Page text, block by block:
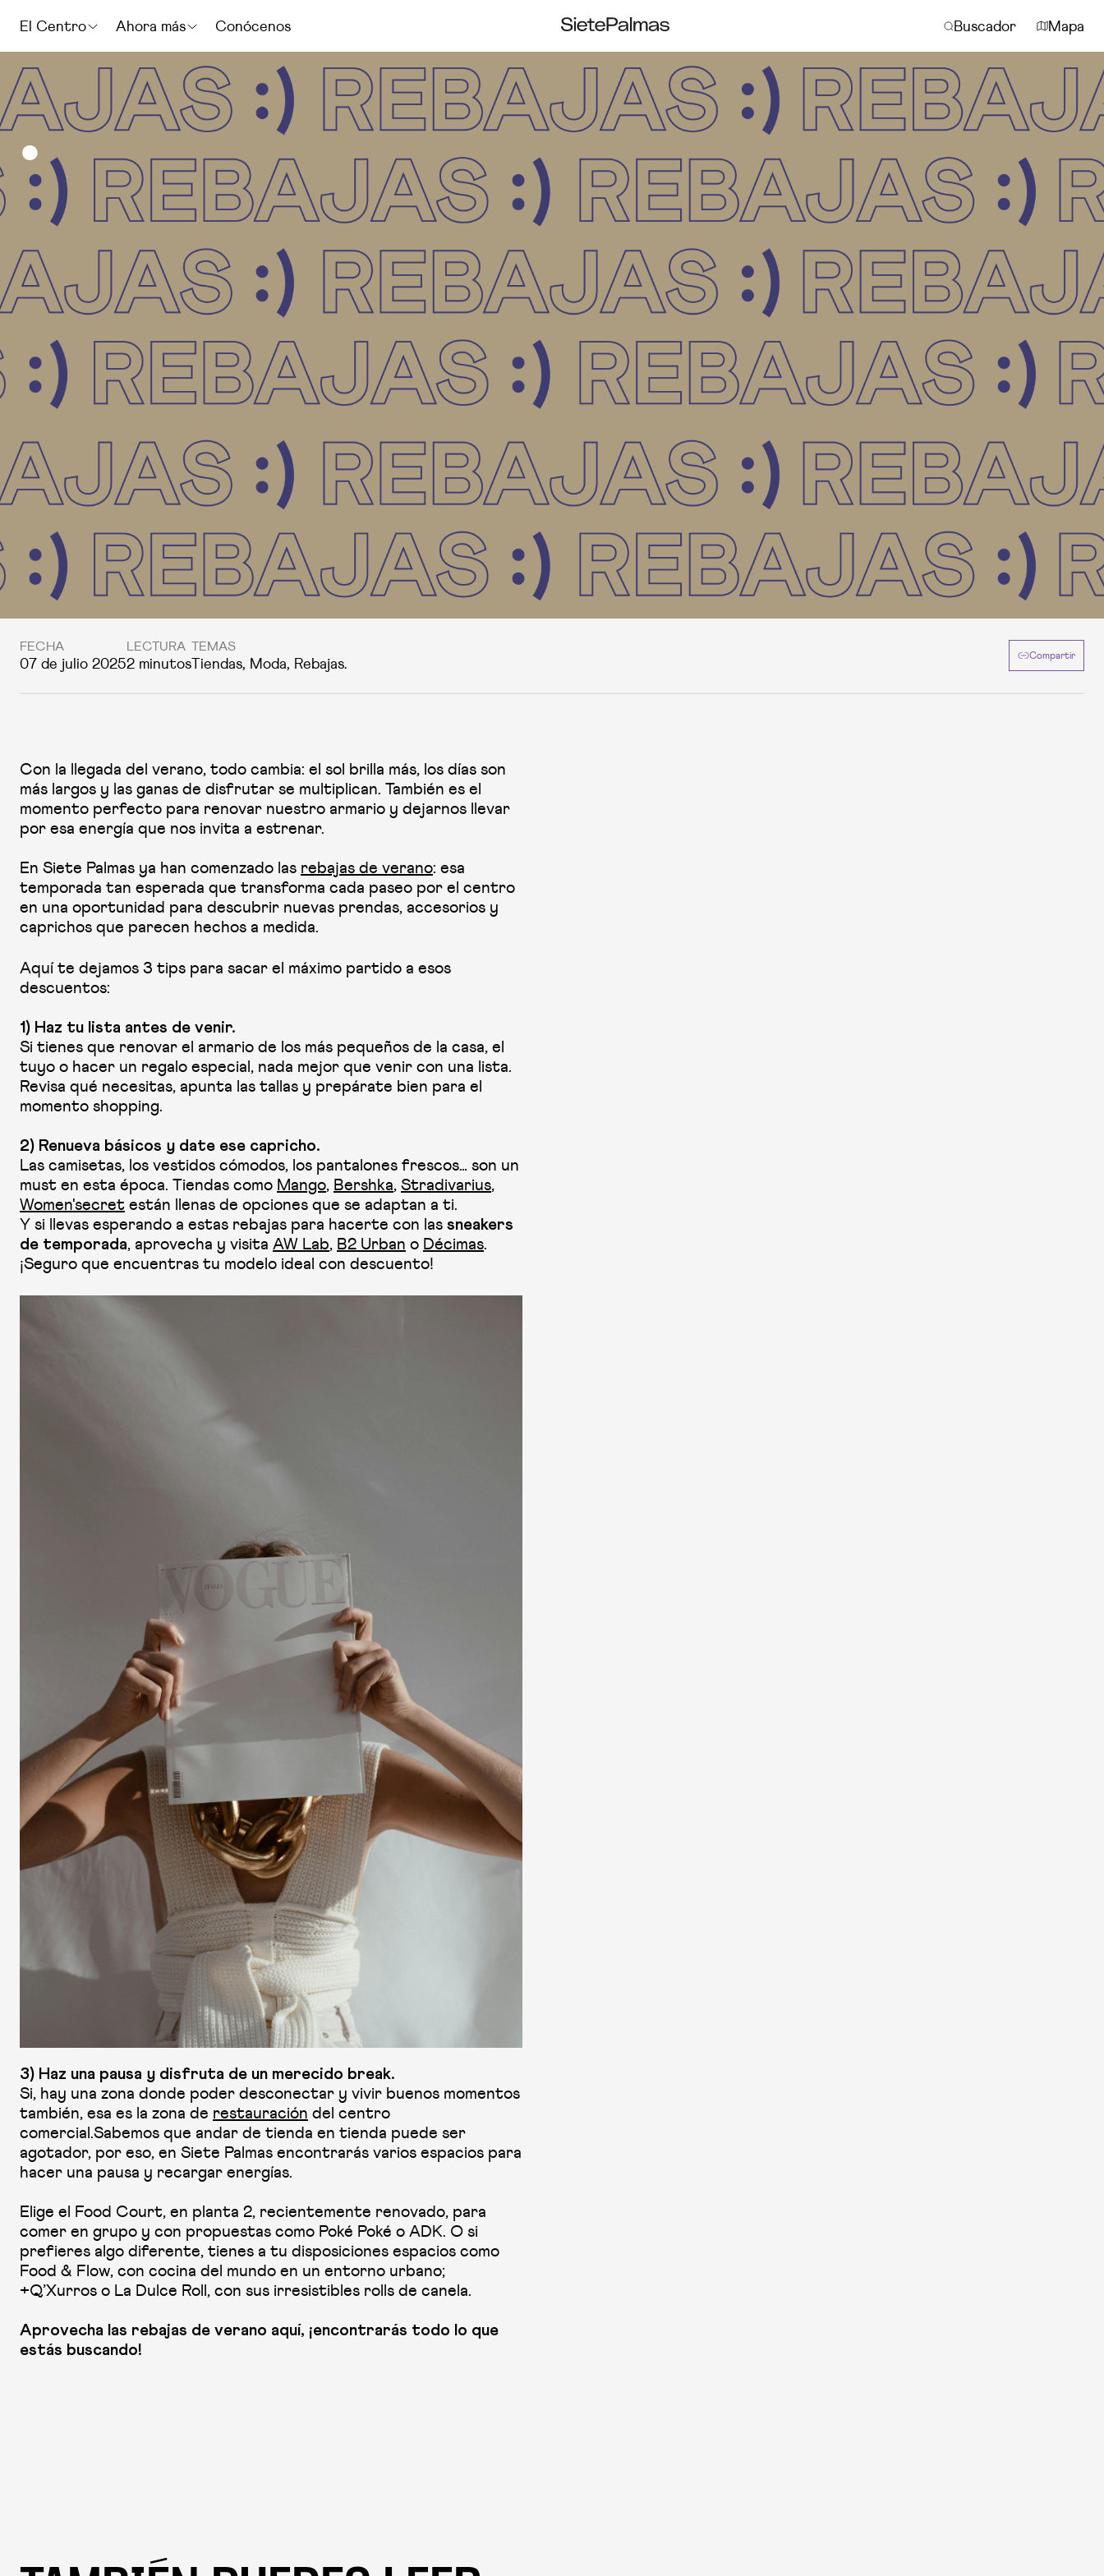
El Centro Ahora más Conócenos Buscador Mapa
.
FECHA
07 de julio 2025
LECTURA
2 minutos
TEMAS
Tiendas, Moda, Rebajas. Compartir
Con la llegada del verano, todo cambia: el sol brilla más, los días son
más largos y las ganas de disfrutar se multiplican. También es el
momento perfecto para renovar nuestro armario y dejarnos llevar
por esa energía que nos invita a estrenar.
En Siete Palmas ya han comenzado las rebajas de verano: esa
temporada tan esperada que transforma cada paseo por el centro
en una oportunidad para descubrir nuevas prendas, accesorios y
caprichos que parecen hechos a medida.
Aquí te dejamos 3 tips para sacar el máximo partido a esos
descuentos:
1) Haz tu lista antes de venir.
Si tienes que renovar el armario de los más pequeños de la casa, el
tuyo o hacer un regalo especial, nada mejor que venir con una lista.
Revisa qué necesitas, apunta las tallas y prepárate bien para el
momento shopping.
2) Renueva básicos y date ese capricho.
Las camisetas, los vestidos cómodos, los pantalones frescos… son un
must en esta época. Tiendas como Mango, Bershka, Stradivarius,
Women'secret están llenas de opciones que se adaptan a ti.
Y si llevas esperando a estas rebajas para hacerte con las sneakers
de temporada, aprovecha y visita AW Lab, B2 Urban o Décimas.
¡Seguro que encuentras tu modelo ideal con descuento!
3) Haz una pausa y disfruta de un merecido break.
Si, hay una zona donde poder desconectar y vivir buenos momentos
también, esa es la zona de restauración del centro
comercial.Sabemos que andar de tienda en tienda puede ser
agotador, por eso, en Siete Palmas encontrarás varios espacios para
hacer una pausa y recargar energías.
Elige el Food Court, en planta 2, recientemente renovado, para
comer en grupo y con propuestas como Poké Poké o ADK. O si
prefieres algo diferente, tienes a tu disposiciones espacios como
Food & Flow, con cocina del mundo en un entorno urbano;
+Q’Xurros o La Dulce Roll, con sus irresistibles rolls de canela.
Aprovecha las rebajas de verano aquí, ¡encontrarás todo lo que
estás buscando!